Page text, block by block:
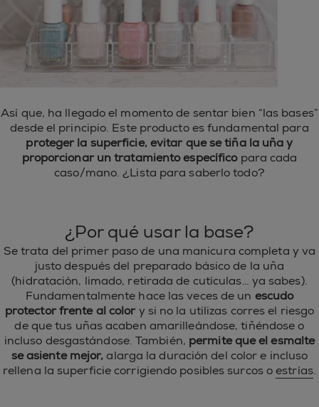
Así que, ha llegado el momento de sentar bien “las bases”
desde el principio. Este producto es fundamental para
proteger la superficie, evitar que se tiña la uña y
proporcionar un tratamiento específicopara cada
caso/mano. ¿Lista para saberlo todo?
¿Por qué usar la base?
Se trata del primer paso de una manicura completa y va
justo después del preparado básico de la uña
(hidratación, limado, retirada de cutículas… ya sabes).
Fundamentalmente hace las veces de un escudo
protector frente al colory si no la utilizas corres el riesgo
de que tus uñas acaben amarilleándose, tiñéndose o
incluso desgastándose. También, permite que el esmalte
se asiente mejor,alarga la duración del color e incluso
rellena la superficie corrigiendo posibles surcos oestrías.